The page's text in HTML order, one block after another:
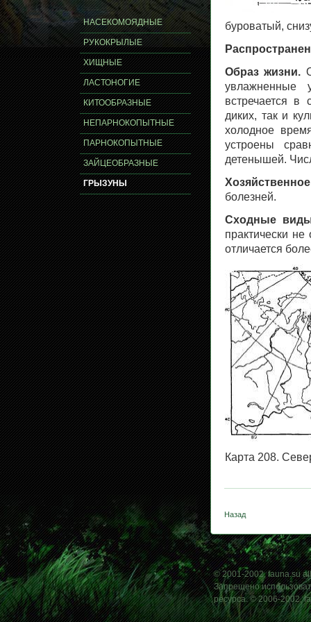
буроватый,
Образ жизни.
увлажненные
встречается в
диких, так и
холодное
устроены
детенышей.
болезней.
Сходные
практически
отличается
Карта 208.
Назад
НАСЕКОМОЯДНЫЕ
РУКОКРЫЛЫЕ
ХИЩНЫЕ
ЛАСТОНОГИЕ
КИТООБРАЗНЫЕ
НЕПАРНОКОПЫТНЫЕ
ПАРНОКОПЫТНЫЕ
ЗАЙЦЕОБРАЗНЫЕ
ГРЫЗУНЫ
© 2001-2002, fauna.su
Запрещено
ресурса. © 2006-2002,